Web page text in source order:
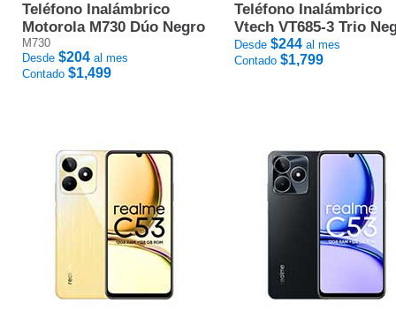
Teléfono Inalámbrico
Motorola M730 Dúo Negro
M730
Desde $204 al mes
Contado $1,499
Teléfono Inalámbrico
Vtech VT685-3 Trio
Desde $244 al mes
Contado $1,799